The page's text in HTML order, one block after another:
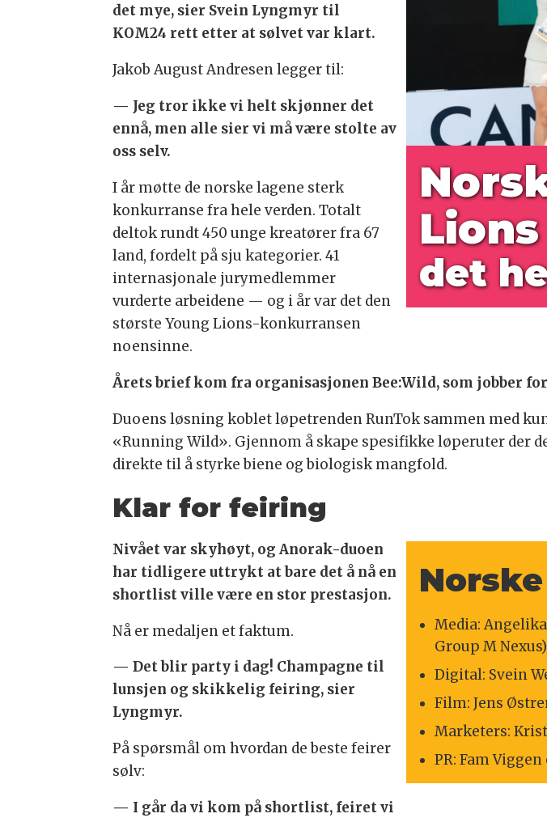
Lions
det
det mye, sier Svein Lyngmyr til
KOM24 rett etter at sølvet var klart.
Jakob August Andresen legger til:
— Jeg tror ikke vi helt skjønner det
ennå, men alle sier vi må være stolte av
oss selv.
I år møtte de norske lagene sterk
konkurranse fra hele verden. Totalt
deltok rundt 450 unge kreatører fra 67
land, fordelt på sju kategorier. 41
internasjonale jurymedlemmer
vurderte arbeidene — og i år var det den
største Young Lions-konkurransen
noensinne.
Årets brief kom fra organisasjonen Bee:Wild, som jobber
Duoens løsning koblet løpetrenden RunTok sammen med
«Running Wild». Gjennom å skape spesifikke løperuter der
direkte til å styrke biene og biologisk mangfold.
Klar for feiring
Media:
Group M Nexus)
Digital: Svein
Film: Jens
Marketers:
PR: Fam
Nivået var skyhøyt, og Anorak-duoen
har tidligere uttrykt at bare det å nå en
shortlist ville være en stor prestasjon.
Nå er medaljen et faktum.
— Det blir party i dag! Champagne til
lunsjen og skikkelig feiring, sier
Lyngmyr.
På spørsmål om hvordan de beste feirer
sølv:
— I går da vi kom på shortlist, feiret vi